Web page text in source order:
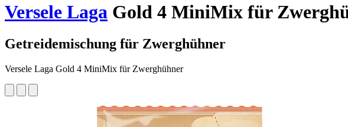
Versele Laga Gold 4 MiniMix für
Getreidemischung für Zwerghühner
Versele Laga Gold 4 MiniMix für Zwerghühner